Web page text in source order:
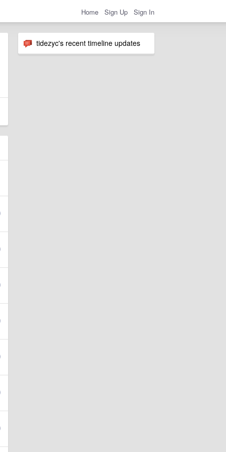
Home Sign Up Sign In
tidezyc's recent timeline updates